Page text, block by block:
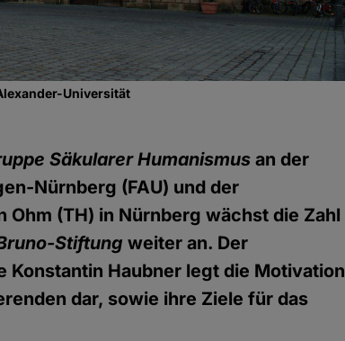
Universität
Säkularer Humanismus an der
Nürnberg (FAU) und der
(TH) in Nürnberg wächst die Zahl
Stiftung weiter an. Der
Haubner legt die Motivation
dar, sowie ihre Ziele für das